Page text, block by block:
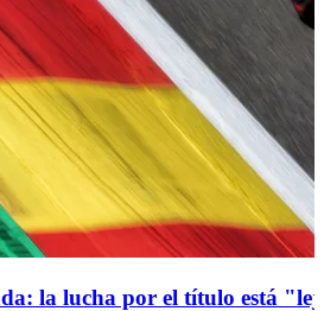
la lucha por el título está